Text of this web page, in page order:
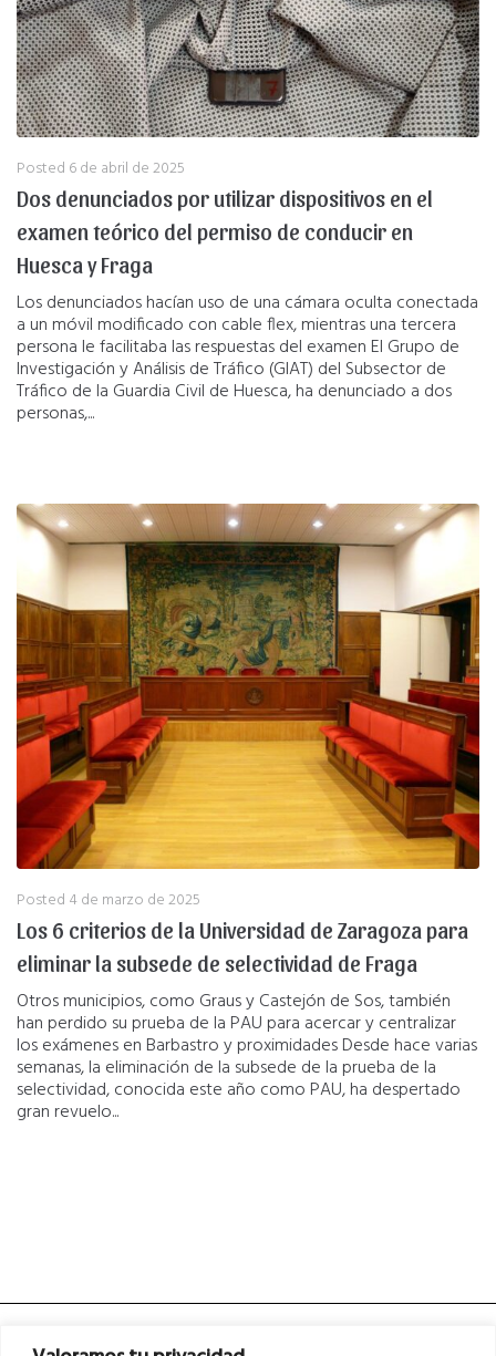
Posted 6 de abril de 2025
Dos denunciados por utilizar dispositivos en el
examen teórico del permiso de conducir en
Huesca y Fraga
Los denunciados hacían uso de una cámara oculta conectada
a un móvil modificado con cable flex, mientras una tercera
persona le facilitaba las respuestas del examen El Grupo de
Investigación y Análisis de Tráfico (GIAT) del Subsector de
Tráfico de la Guardia Civil de Huesca, ha denunciado a dos
personas,...
Posted 4 de marzo de 2025
Los 6 criterios de la Universidad de Zaragoza para
eliminar la subsede de selectividad de Fraga
Otros municipios, como Graus y Castejón de Sos, también
han perdido su prueba de la PAU para acercar y centralizar
los exámenes en Barbastro y proximidades Desde hace varias
semanas, la eliminación de la subsede de la prueba de la
selectividad, conocida este año como PAU, ha despertado
gran revuelo...